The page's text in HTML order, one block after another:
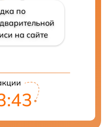
по
на сайте